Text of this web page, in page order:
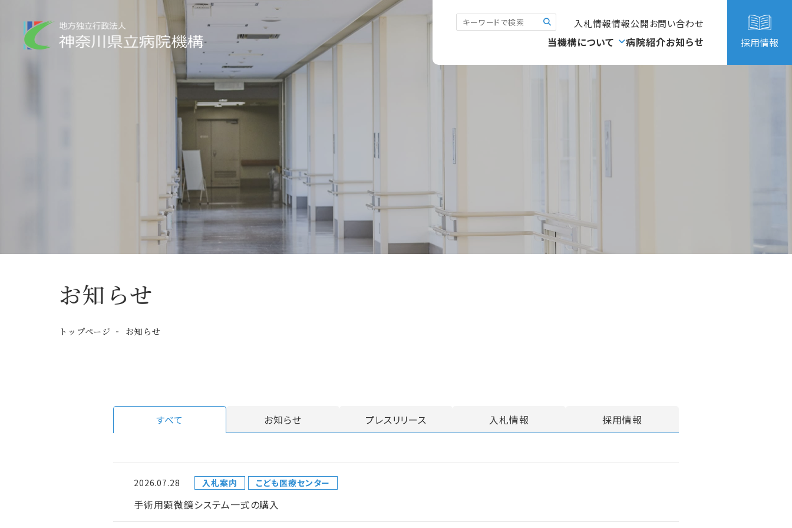
入札情報情報公開お問い合わせ
当機構について 病院紹介お知らせ 採用情報
お知らせ
トップページ お知らせ
すべて お知らせ プレスリリース 入札情報 採用情報
2026.07.28 入札案内 こども医療センター
手術用顕微鏡システム一式の購入